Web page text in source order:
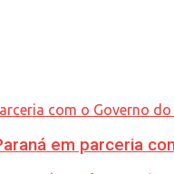
em parceria